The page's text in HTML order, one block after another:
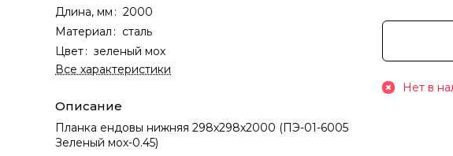
Длина, мм : 2000
Материал : сталь
Цвет: зеленый мох
Все характеристики
Описание
Планка ендовы нижняя 298х298х2000 (ПЭ-01-6005
Зеленый мох-0.45)
Нет в